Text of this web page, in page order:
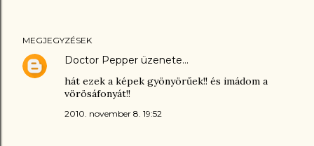
MEGJEGYZÉSEK
Doctor Pepper üzenete…
hát ezek a képek gyönyörűek!! és imádom a
vörösáfonyát!!
2010. november 8. 19:52